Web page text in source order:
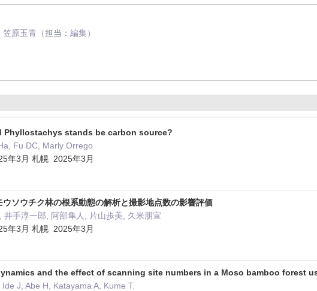
笠原玉青（担当： 編集）
Phyllostachys stands be carbon source?
Fu DC, Marly Orrego
年3月 札幌 2025年3月
ウソウチク林の根系動態の解析と撮影地点数の影響評価
井手淳一郎, 阿部隼人, 片山歩美, 久米朋宣
年3月 札幌 2025年3月
and the effect of scanning site numbers in a Moso bamboo forest
J, Abe H, Katayama A, Kume T.